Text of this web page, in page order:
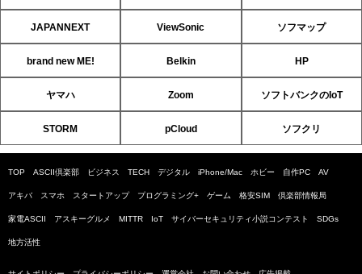
JAPANNEXT ViewSonic ソフマップ
brand new ME! Belkin HP
ヤマハ Zoom ソフトバンクのIoT
STORM pCloud ソフクリ
TOP ASCII倶楽部 ビジネス TECH デジタル iPhone/Mac ホビー 自作PC AV
アキバ スマホ スタートアップ プログラミング+ ゲーム 格安SIM 倶楽部情報局
家電ASCII アスキーグルメ MITTR IoT サイバーセキュリティ小説コンテスト SDGs
地方活性